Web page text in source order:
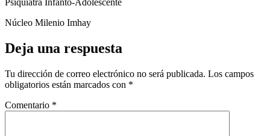
Psiquiatra Infanto-Adolescente
Núcleo Milenio Imhay
Deja una respuesta
Tu dirección de correo electrónico no será publicada. Los campos
obligatorios están marcados con *
Comentario *